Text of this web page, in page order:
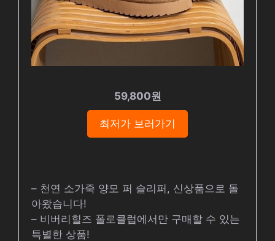
59,800원
최저가 보러가기
– 천연 소가죽 양모 퍼 슬리퍼, 신상품으로 돌
아왔습니다!
– 비버리힐즈 폴로클럽에서만 구매할 수 있는
특별한 상품!